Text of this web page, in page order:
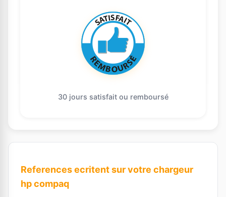
30 jours satisfait ou remboursé
References ecritent sur votre chargeur
hp compaq